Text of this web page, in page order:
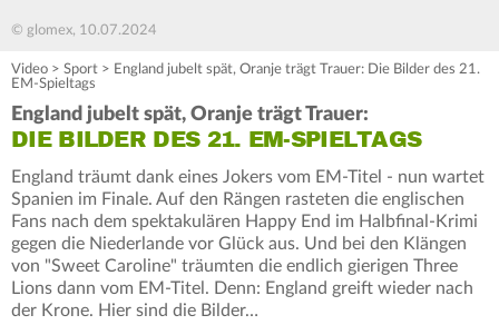
© glomex, 10.07.2024
Video > Sport > England jubelt spät, Oranje trägt Trauer: Die Bilder des 21.
EM-Spieltags
England jubelt spät, Oranje trägt Trauer:
DIE BILDER DES 21. EM-SPIELTAGS
England träumt dank eines Jokers vom EM-Titel - nun wartet
Spanien im Finale. Auf den Rängen rasteten die englischen
Fans nach dem spektakulären Happy End im Halbfinal-Krimi
gegen die Niederlande vor Glück aus. Und bei den Klängen
von "Sweet Caroline" träumten die endlich gierigen Three
Lions dann vom EM-Titel. Denn: England greift wieder nach
der Krone. Hier sind die Bilder…